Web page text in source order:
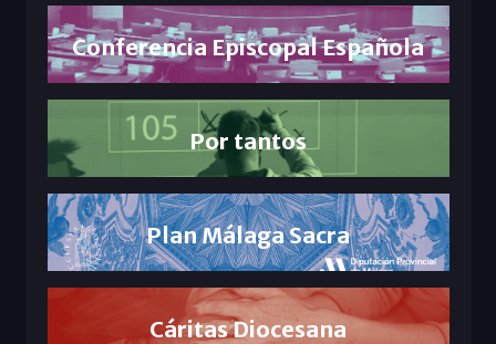
Conferencia Episcopal Española
Por tantos
Plan Málaga Sacra
Cáritas Diocesana